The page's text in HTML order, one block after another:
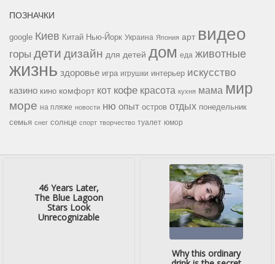
ПОЗНАЧКИ
google Киев Китай Нью-Йорк Украина Япония арт видео
горы дети дизайн для детей дом еда животные
жизнь здоровье игра игрушки интерьер искусство
казино кино комфорт кот кофе красота кухня мама мир
море на пляже новости ню опыт остров отдых понедельник
семья снег солнце спорт творчество туалет юмор